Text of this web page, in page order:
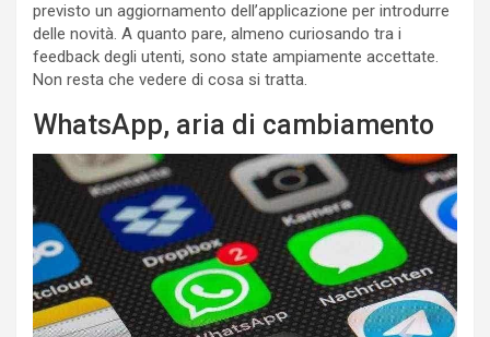
previsto un aggiornamento dell’applicazione per introdurre
delle novità. A quanto pare, almeno curiosando tra i
feedback degli utenti, sono state ampiamente accettate.
Non resta che vedere di cosa si tratta.
WhatsApp, aria di cambiamento